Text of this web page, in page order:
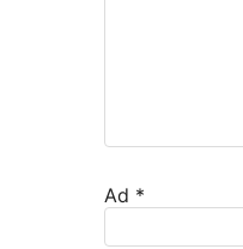
Ad *